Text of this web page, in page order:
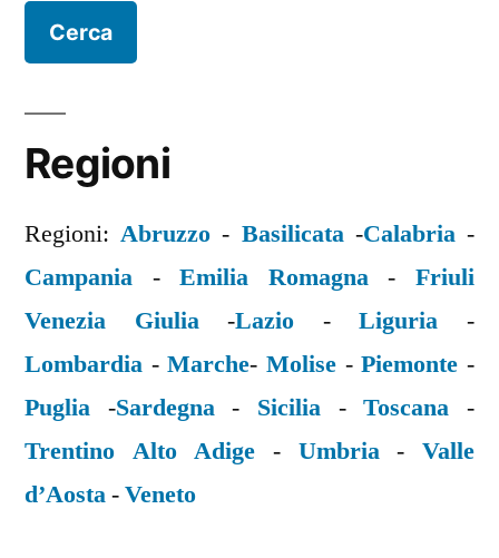
Regioni
Regioni:Abruzzo - Basilicata-Calabria-
Campania -Emilia Romagna-Friuli
Venezia Giulia-Lazio -Liguria -
Lombardia -Marche-Molise -Piemonte -
Puglia -Sardegna- Sicilia -Toscana -
Trentino Alto Adige - Umbria-Valle
d’Aosta-Veneto